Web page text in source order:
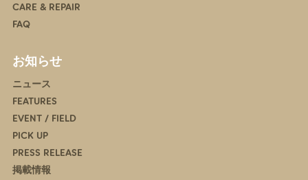
CARE & REPAIR
FAQ
お知らせ
ニュース
FEATURES
EVENT / FIELD
PICK UP
PRESS RELEASE
掲載情報